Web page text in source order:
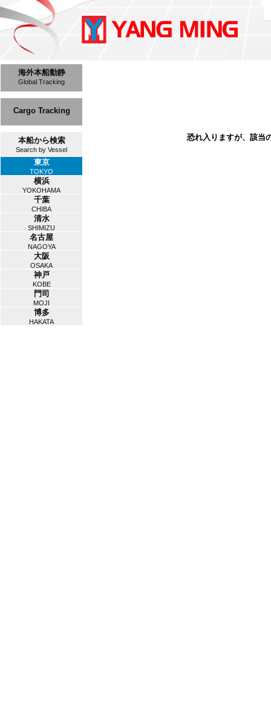
海外本船動静
Global Tracking
Cargo Tracking
本船から検索
Search by Vessel
東京
TOKYO
横浜
YOKOHAMA
千葉
CHIBA
清水
SHIMIZU
名古屋
NAGOYA
大阪
OSAKA
神戸
KOBE
門司
MOJI
博多
HAKATA
恐れ入りますが、該当